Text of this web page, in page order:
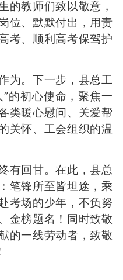
的教师们致以敬意，
位、默默付出，用责
考、顺利高考保驾护
。下一步，县总工
的初心使命，聚焦一
类暖心慰问、关爱帮
关怀、工会组织的温
回甘。在此，县总
笔锋所至皆坦途，乘
考场的少年，不负努
金榜题名！同时致敬
的一线劳动者，致敬